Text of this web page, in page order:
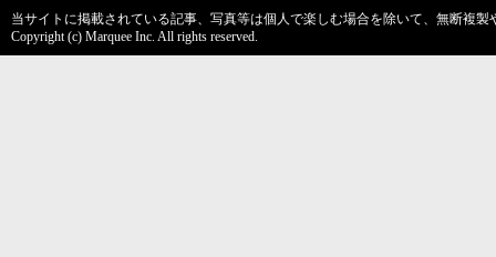
当サイトに掲載されている記事、写真等は個人で楽しむ場合を除いて、無断複
Copyright (c) Marquee Inc. All rights reserved.